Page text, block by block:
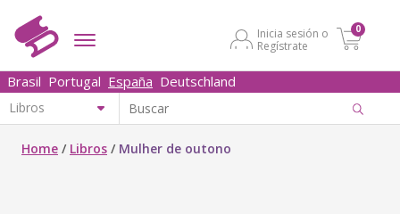
Inicia sesión o
Regístrate
0
Brasil Portugal España Deutschland
Home / Libros / Mulher de outono